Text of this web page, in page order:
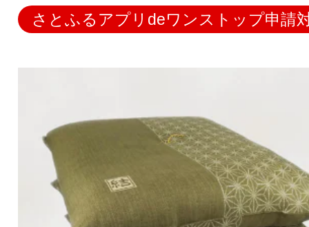
さとふるアプリdeワンストップ申請